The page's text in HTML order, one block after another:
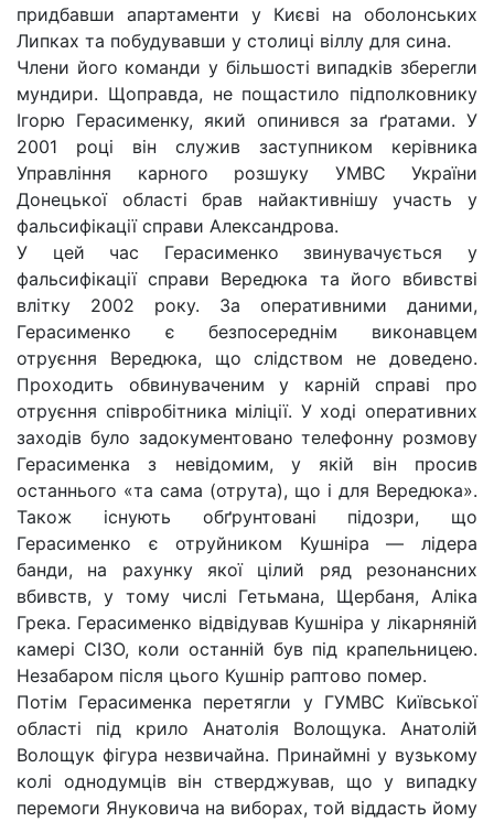
придбавши апартаменти у Києві на оболонських
Липках та побудувавши у столиці віллу для сина.
Члени його команди у більшості випадків зберегли
мундири. Щоправда, не пощастило підполковнику
Ігорю Герасименку, який опинився за ґратами. У
2001 році він служив заступником керівника
Управління карного розшуку УМВС України
Донецької області брав найактивнішу участь у
фальсифікації справи Александрова.
У цей час Герасименко звинувачується у
фальсифікації справи Вередюка та його вбивстві
влітку 2002 року. За оперативними даними,
Герасименко є безпосереднім виконавцем
отруєння Вередюка, що слідством не доведено.
Проходить обвинуваченим у карній справі про
отруєння співробітника міліції. У ході оперативних
заходів було задокументовано телефонну розмову
Герасименка з невідомим, у якій він просив
останнього «та сама (отрута), що і для Вередюка».
Також існують обґрунтовані підозри, що
Герасименко є отруйником Кушніра — лідера
банди, на рахунку якої цілий ряд резонансних
вбивств, у тому числі Гетьмана, Щербаня, Аліка
Грека. Герасименко відвідував Кушніра у лікарняній
камері СІЗО, коли останній був під крапельницею.
Незабаром після цього Кушнір раптово помер.
Потім Герасименка перетягли у ГУМВС Київської
області під крило Анатолія Волощука. Анатолій
Волощук фігура незвичайна. Принаймні у вузькому
колі однодумців він стверджував, що у випадку
перемоги Януковича на виборах, той віддасть йому